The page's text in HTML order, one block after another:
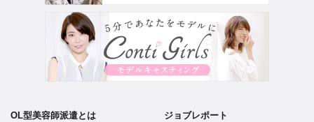
OL型美容師派遣とは ジョブレポート